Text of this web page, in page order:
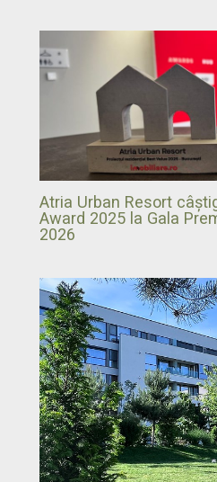
Atria Urban Resort
Award 2025 la Gala
2026